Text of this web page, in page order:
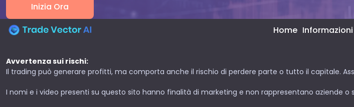
Inizia Ora
Home
Avvertenza sui rischi:
Il trading può generare profitti, ma comporta anche il rischio di perdere parte o tutto il capitale.
I nomi e i video presenti su questo sito hanno finalità di marketing e non rappresentano aziende o